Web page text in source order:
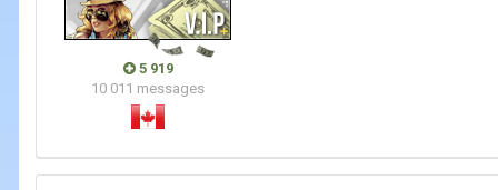
5 919
10 011 messages